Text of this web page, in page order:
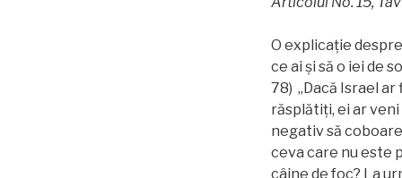
O explicație
ce ai și să o iei de
78) „Dacă Israel
răsplătiți, ei ar
negativ să
ceva care nu este
câine de foc? La